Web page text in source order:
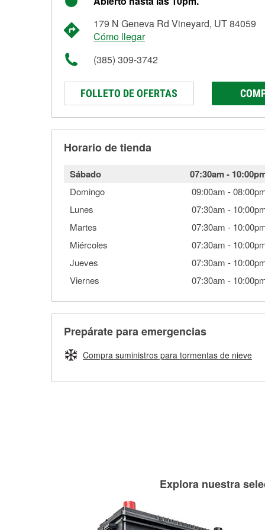
179 N Geneva Rd Vineyard, UT 84059
Cómo llegar
(385) 309-3742
FOLLETO DE OFERTAS
Horario de tienda
Sábado 07:30am-
Domingo 09:00am -
Lunes
07:30am -
Martes
07:30am -
Miércoles
07:30am -
Jueves
07:30am -
Viernes
07:30am -
Prepárate para emergencias
Compra suministros para tormentas de nieve
Explora nuestra